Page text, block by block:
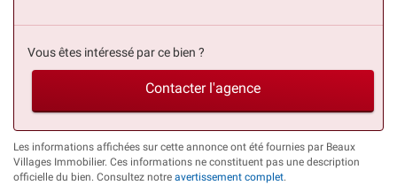
Vous êtes intéressé par ce bien ?
Contacter l'agence
Les informations affichées sur cette annonce ont été fournies par Beaux
Villages Immobilier. Ces informations ne constituent pas une description
officielle du bien. Consultez notre avertissement complet